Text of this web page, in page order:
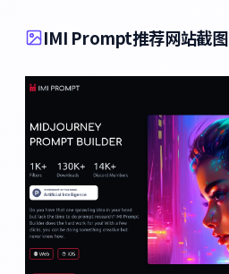
IMI Prompt推荐网站截图